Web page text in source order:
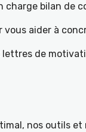
charge bilan de
aider à
de
nos outils